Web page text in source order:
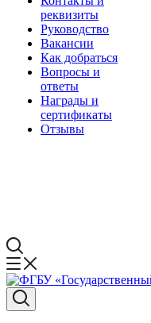
реквизиты
Руководство
Вакансии
Как добраться
Вопросы и
ответы
Награды и
сертификаты
Отзывы